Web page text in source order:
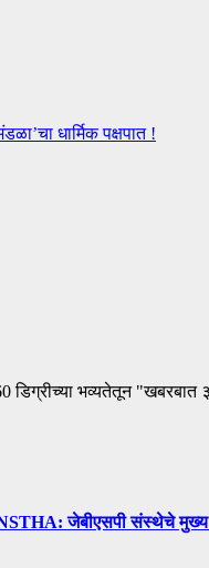
धार्मिक पक्षपात !
भव्यतेतून "खबरबात
जेबीएसपी संस्थेचे मुख्य